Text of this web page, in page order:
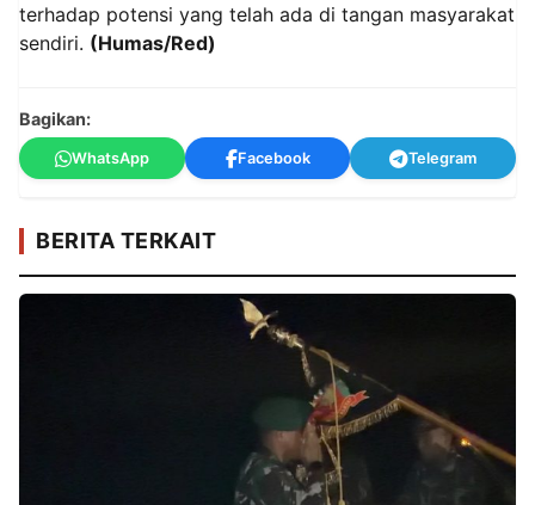
terhadap potensi yang telah ada di tangan masyarakat
sendiri. (Humas/Red)
Bagikan:
WhatsApp Facebook Telegram
BERITA TERKAIT